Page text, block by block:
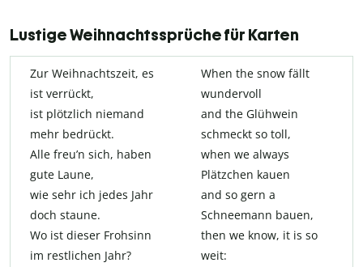
Lustige Weihnachtssprüche für Karten
Zur Weihnachtszeit, es
ist verrückt,
ist plötzlich niemand
mehr bedrückt.
Alle freu’n sich, haben
gute Laune,
wie sehr ich jedes Jahr
doch staune.
Wo ist dieser Frohsinn
im restlichen Jahr?
When the snow fällt
wundervoll
and the Glühwein
schmeckt so toll,
when we always
Plätzchen kauen
and so gern a
Schneemann bauen,
then we know, it is so
weit: